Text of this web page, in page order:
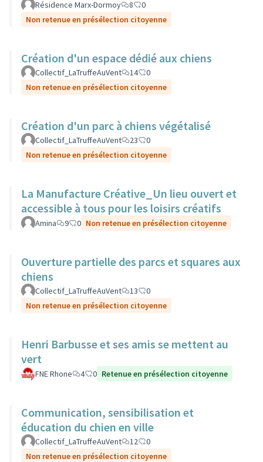
Résidence Marx-Dormoy 8
0
Non retenue en présélection citoyenne
Création d'un espace dédié aux chiens
Collectif_LaTruffeAuVent 14
0
Non retenue en présélection citoyenne
Création d'un parc à chiens végétalisé
Collectif_LaTruffeAuVent 23
0
Non retenue en présélection citoyenne
La Manufacture Créative_Un lieu ouvert et
accessible à tous pour les loisirs créatifs
Amina 9 0 Non retenue en présélection citoyenne
Ouverture partielle des parcs et squares aux
chiens
Collectif_LaTruffeAuVent 13
0
Non retenue en présélection citoyenne
Henri Barbusse et ses amis se mettent au
vert
FNE Rhone 4 0 Retenue en présélection citoyenne
Communication, sensibilisation et
éducation du chien en ville
Collectif_LaTruffeAuVent 12
0
Non retenue en présélection citoyenne